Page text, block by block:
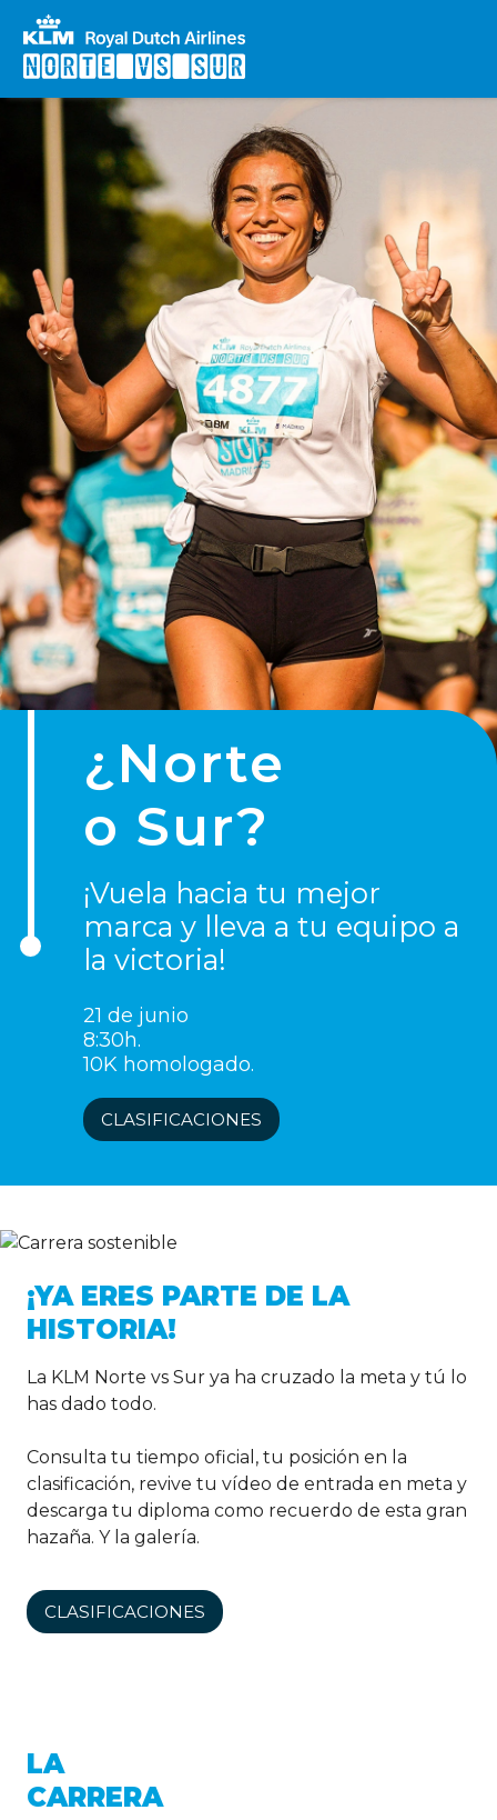
¿Norte
o Sur?
¡Vuela hacia tu mejor
marca y lleva a tu equipo a
la victoria!
21 de junio
8:30h.
10K homologado.
CLASIFICACIONES
¡YA ERES PARTE DE LA
HISTORIA!
La KLM Norte vs Sur ya ha cruzado la meta y tú lo
has dado todo.
Consulta tu tiempo oficial, tu posición en la
clasificación, revive tu vídeo de entrada en meta y
descarga tu diploma como recuerdo de esta gran
hazaña. Y la galería.
CLASIFICACIONES
LA
CARRERA